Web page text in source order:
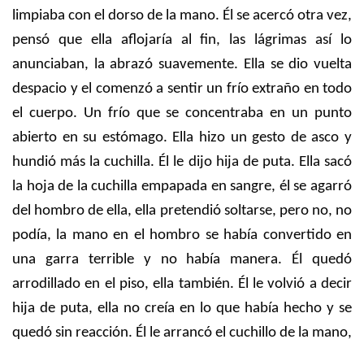
limpiaba con el dorso de la mano. Él se acercó otra vez,
pensó que ella aflojaría al fin, las lágrimas así lo
anunciaban, la abrazó suavemente. Ella se dio vuelta
despacio y el comenzó a sentir un frío extraño en todo
el cuerpo. Un frío que se concentraba en un punto
abierto en su estómago. Ella hizo un gesto de asco y
hundió más la cuchilla. Él le dijo hija de puta. Ella sacó
la hoja de la cuchilla empapada en sangre, él se agarró
del hombro de ella, ella pretendió soltarse, pero no, no
podía, la mano en el hombro se había convertido en
una garra terrible y no había manera. Él quedó
arrodillado en el piso, ella también. Él le volvió a decir
hija de puta, ella no creía en lo que había hecho y se
quedó sin reacción. Él le arrancó el cuchillo de la mano,